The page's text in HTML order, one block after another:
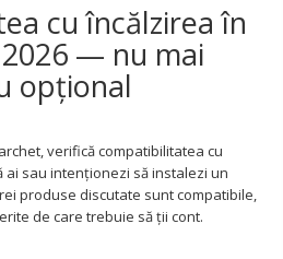
cu încălzirea în
— nu mai
opțional
verifică compatibilitatea cu
ai sau intenționezi să instalezi un
produse discutate sunt compatibile,
de care trebuie să ții cont.